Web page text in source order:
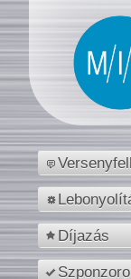
Díjazás